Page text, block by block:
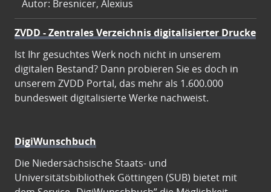
Autor: Bresnicer, Alexius
ZVDD - Zentrales Verzeichnis digitalisierter Drucke
Ist Ihr gesuchtes Werk noch nicht in unserem
digitalen Bestand? Dann probieren Sie es doch in
unserem ZVDD Portal, das mehr als 1.600.000
bundesweit digitalisierte Werke nachweist.
DigiWunschbuch
Die Niedersächsische Staats- und
Universitätsbibliothek Göttingen (SUB) bietet mit